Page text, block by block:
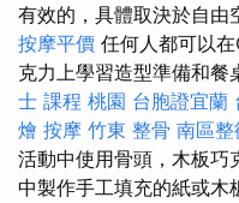
有效的，具體取決於自由
按摩平價 任何人都可以
克力上學習造型準備和餐
士 課程 桃園 台胞證宜蘭
燴 按摩 竹東 整骨 南區整
活動中使用骨頭，木板巧
中製作手工填充的紙或木